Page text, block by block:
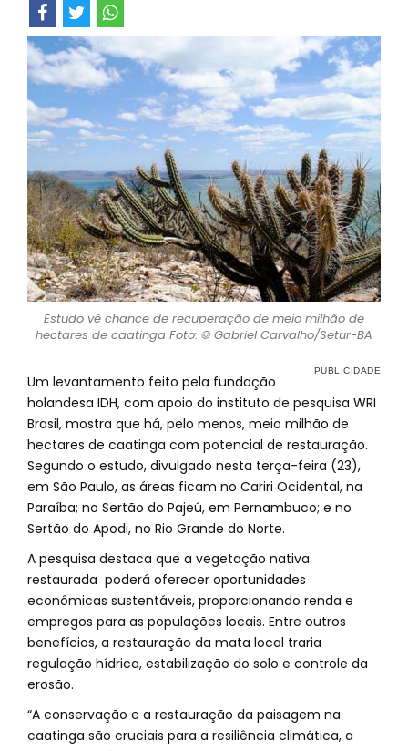
Estudo vê chance de recuperação de meio milhão de
hectares de caatinga Foto: © Gabriel Carvalho/Setur-BA
Um levantamento feito pela fundação
holandesa IDH, com apoio do instituto de pesquisa WRI
Brasil, mostra que há, pelo menos, meio milhão de
hectares de caatinga com potencial de restauração.
Segundo o estudo, divulgado nesta terça-feira (23),
em São Paulo, as áreas ficam no Cariri Ocidental, na
Paraíba; no Sertão do Pajeú, em Pernambuco; e no
Sertão do Apodi, no Rio Grande do Norte.
A pesquisa destaca que a vegetação nativa
restaurada poderá oferecer oportunidades
econômicas sustentáveis, proporcionando renda e
empregos para as populações locais. Entre outros
benefícios, a restauração da mata local traria
regulação hídrica, estabilização do solo e controle da
erosão.
“A conservação e a restauração da paisagem na
caatinga são cruciais para a resiliência climática, a